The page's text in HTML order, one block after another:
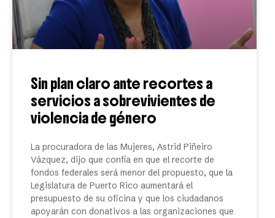
Sin plan claro ante recortes a
servicios a sobrevivientes de
violencia de género
La procuradora de las Mujeres, Astrid Piñeiro
Vázquez, dijo que confía en que el recorte de
fondos federales será menor del propuesto, que la
Legislatura de Puerto Rico aumentará el
presupuesto de su oficina y que los ciudadanos
apoyarán con donativos a las organizaciones que